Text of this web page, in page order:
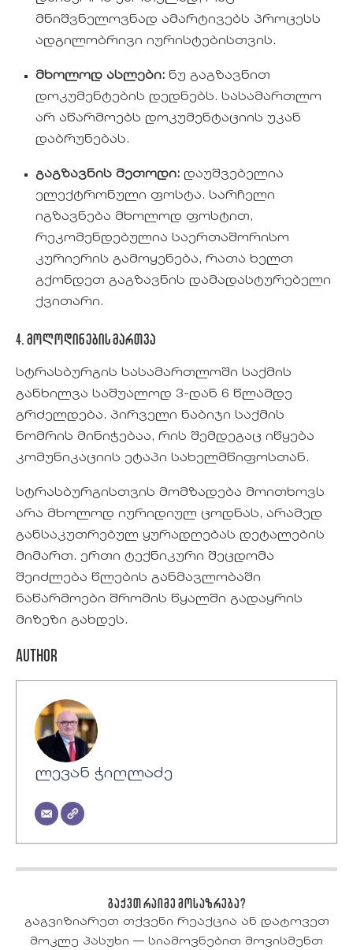
მნიშვნელოვნად ამარტივებს პროცესს
ადგილობრივი იურისტებისთვის.
მხოლოდ ასლები: ნუ გაგზავნით
დოკუმენტების დედნებს. სასამართლო
არ აწარმოებს დოკუმენტაციის უკან
დაბრუნებას.
გაგზავნის მეთოდი: დაუშვებელია
ელექტრონული ფოსტა. სარჩელი
იგზავნება მხოლოდ ფოსტით,
რეკომენდებულია საერთაშორისო
კურიერის გამოყენება, რათა ხელთ
გქონდეთ გაგზავნის დამადასტურებელი
ქვითარი.
4. მოლოდინების მართვა
სტრასბურგის სასამართლოში საქმის
განხილვა საშუალოდ 3-დან 6 წლამდე
გრძელდება. პირველი ნაბიჯი საქმის
ნომრის მინიჭებაა, რის შემდეგაც იწყება
კომუნიკაციის ეტაპი სახელმწიფოსთან.
სტრასბურგისთვის მომზადება მოითხოვს
არა მხოლოდ იურიდიულ ცოდნას, არამედ
განსაკუთრებულ ყურადღებას დეტალების
მიმართ. ერთი ტექნიკური შეცდომა
შეიძლება წლების განმავლობაში
ნაწარმოები შრომის წყალში გადაყრის
მიზეზი გახდეს.
Author
ლევან ჭიღლაძე
გაქვთ რაიმე მოსაზრება?
გაგვიზიარეთ თქვენი რეაქცია ან დატოვეთ
მოკლე პასუხი — სიამოვნებით მოვისმენთ